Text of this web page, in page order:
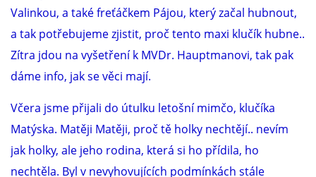
O FRETCE
PÉČE O FRETKU
CHCI SI POŘÍDIT FRETKU
Valinkou, a také freťáčkem Pájou, který začal hubnout,
a tak potřebujeme zjistit, proč tento maxi klučík hubne..
Zítra jdou na vyšetření k MVDr. Hauptmanovi, tak pak
dáme info, jak se věci mají.
Včera jsme přijali do útulku letošní mimčo, klučíka
Matýska. Matěji Matěji, proč tě holky nechtějí.. nevím
jak holky, ale jeho rodina, která si ho přídila, ho
nechtěla. Byl v nevyhovujících podmínkách stále